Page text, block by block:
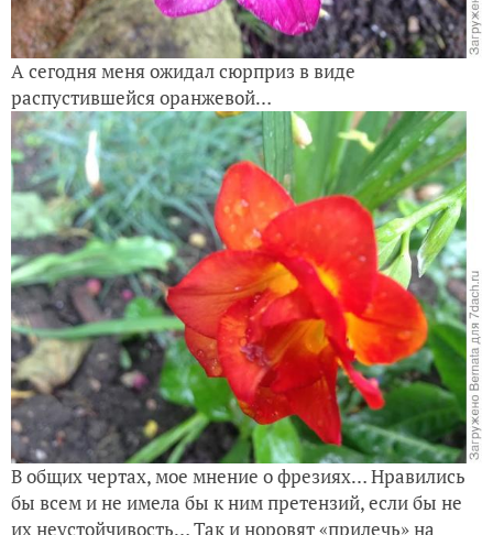
А сегодня меня ожидал сюрприз в виде
распустившейся оранжевой…
В общих чертах, мое мнение о фрезиях… Нравились
бы всем и не имела бы к ним претензий, если бы не
их неустойчивость… Так и норовят «прилечь» на